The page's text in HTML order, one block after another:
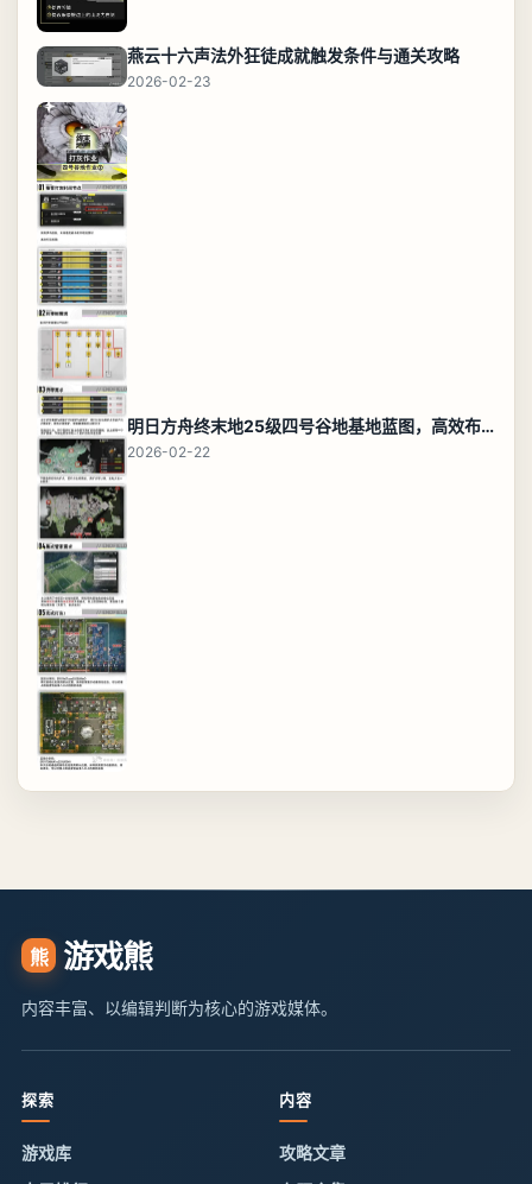
燕云十六声法外狂徒成就触发条件与通关攻略
2026-02-23
明日方舟终末地25级四号谷地基地蓝图，高效布局规划
2026-02-22
熊 游戏熊
内容丰富、以编辑判断为核心的游戏媒体。
探索
游戏库
内容
攻略文章